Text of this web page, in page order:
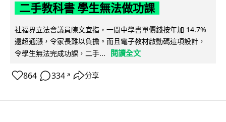
二手教科書 學生無法做功課
社福界立法會議員陳文宜指，一間中學書單價錢按年加 14.7%
遠超通漲，令家長難以負擔。而且電子教材啟動碼這項設計，
令學生無法完成功課，二手...
閱讀全文
864 334 ↗ 分享